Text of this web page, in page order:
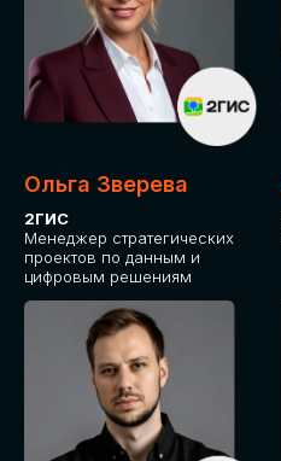
Ольга Зверева
2ГИС
Менеджер стратегических
проектов по данным и
цифровым решениям